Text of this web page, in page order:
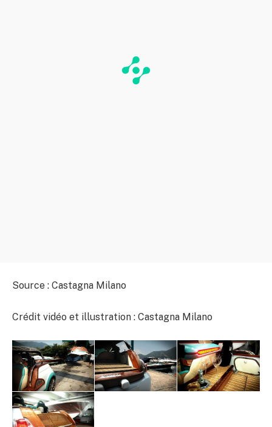
Source : Castagna Milano
Crédit vidéo et illustration : Castagna Milano